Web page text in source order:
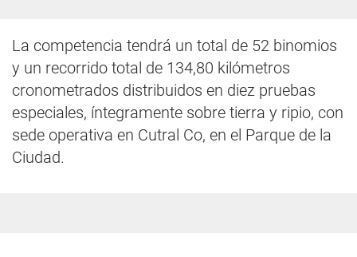
La competencia tendrá un total de 52 binomios
y un recorrido total de 134,80 kilómetros
cronometrados distribuidos en diez pruebas
especiales, íntegramente sobre tierra y ripio, con
sede operativa en Cutral Co, en el Parque de la
Ciudad.